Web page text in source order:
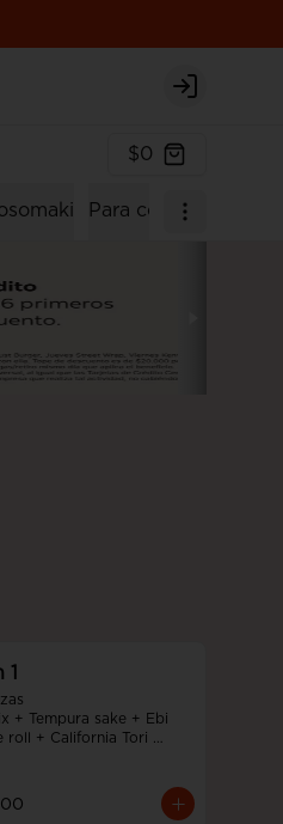
Login
$0
Para compartir
1
+ Tempura sake + Ebi
roll + California Tori